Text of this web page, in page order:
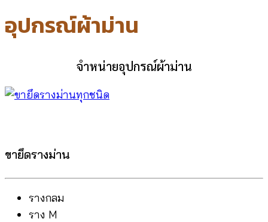
อุปกรณ์ผ้าม่าน
จำหน่ายอุปกรณ์ผ้าม่าน
ขายึดรางม่าน
รางกลม
ราง M